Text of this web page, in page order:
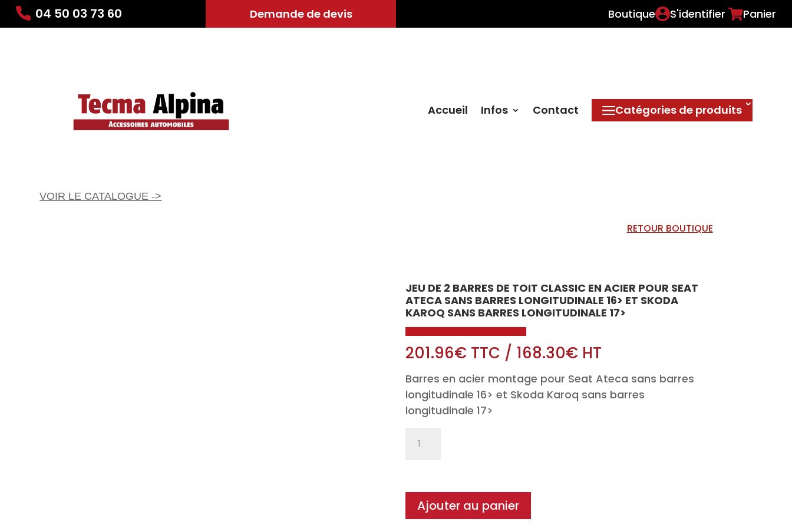
04 50 03 73 60 Demande de devis Boutique S'identifier Panier
Accueil Infos Contact Catégories de produits
VOIR LE CATALOGUE ->
RETOUR BOUTIQUE
JEU DE 2 BARRES DE TOIT CLASSIC EN ACIER POUR SEAT
ATECA SANS BARRES LONGITUDINALE 16> ET SKODA
KAROQ SANS BARRES LONGITUDINALE 17>
201.96€ TTC / 168.30€ HT
Barres en acier montage pour Seat Ateca sans barres
longitudinale 16> et Skoda Karoq sans barres
longitudinale 17>
barres
Ajouter au panier